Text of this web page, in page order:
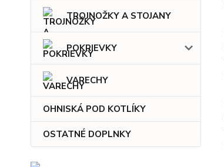
TROJNOŽKY A STOJANY
POKRIEVKY
VARECHY
OHNISKÁ POD KOTLÍKY
OSTATNÉ DOPLNKY